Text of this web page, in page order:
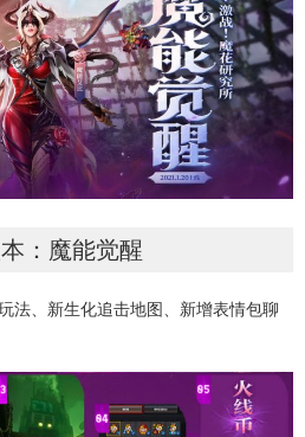
：魔能觉醒
法、新生化追击地图、新增表情包聊